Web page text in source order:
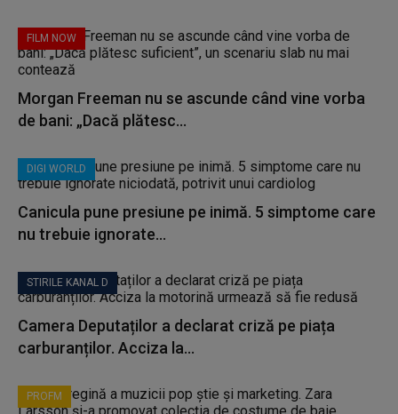
FILM NOW
Morgan Freeman nu se ascunde când vine vorba
de bani: „Dacă plătesc...
DIGI WORLD
Canicula pune presiune pe inimă. 5 simptome care
nu trebuie ignorate...
STIRILE KANAL D
Camera Deputaților a declarat criză pe piața
carburanților. Acciza la...
PROFM